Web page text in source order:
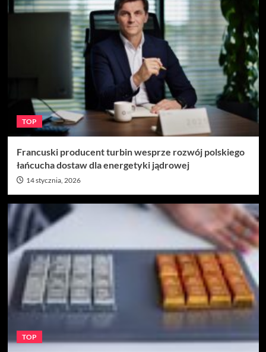
TOP
Francuski producent turbin wesprze rozwój polskiego
łańcucha dostaw dla energetyki jądrowej
14 stycznia, 2026
TOP